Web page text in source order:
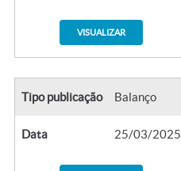
VISUALIZAR
Tipo publicação Balanço
Data 25/03/2025